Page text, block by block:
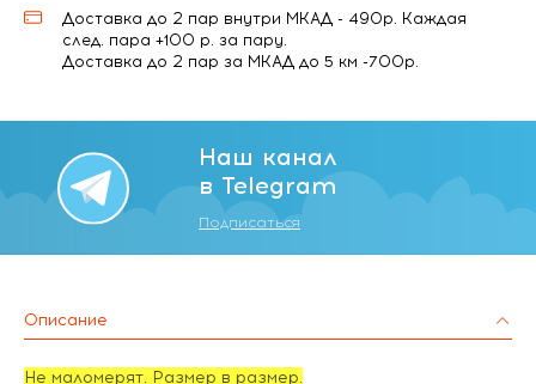
Доставка до 2 пар внутри МКАД - 490р. Каждая
след. пара +100 р. за пару.
Доставка до 2 пар за МКАД до 5 км -700р.
Наш канал
в Telegram
Подписаться
Описание
Не маломерят. Размер в размер.